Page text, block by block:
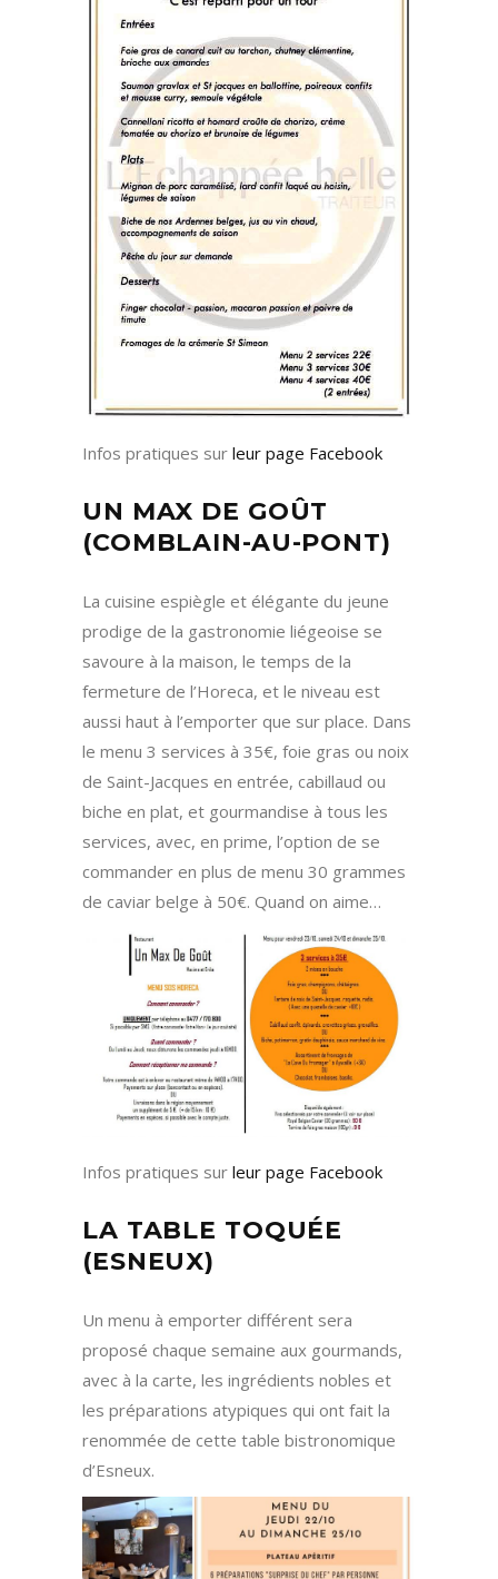
Infos pratiques sur leur page Facebook
UN MAX DE GOÛT
(COMBLAIN-AU-PONT)
La cuisine espiègle et élégante du jeune
prodige de la gastronomie liégeoise se
savoure à la maison, le temps de la
fermeture de l’Horeca, et le niveau est
aussi haut à l’emporter que sur place. Dans
le menu 3 services à 35€, foie gras ou noix
de Saint-Jacques en entrée, cabillaud ou
biche en plat, et gourmandise à tous les
services, avec, en prime, l’option de se
commander en plus de menu 30 grammes
de caviar belge à 50€. Quand on aime…
Infos pratiques sur leur page Facebook
LA TABLE TOQUÉE
(ESNEUX)
Un menu à emporter différent sera
proposé chaque semaine aux gourmands,
avec à la carte, les ingrédients nobles et
les préparations atypiques qui ont fait la
renommée de cette table bistronomique
d’Esneux.